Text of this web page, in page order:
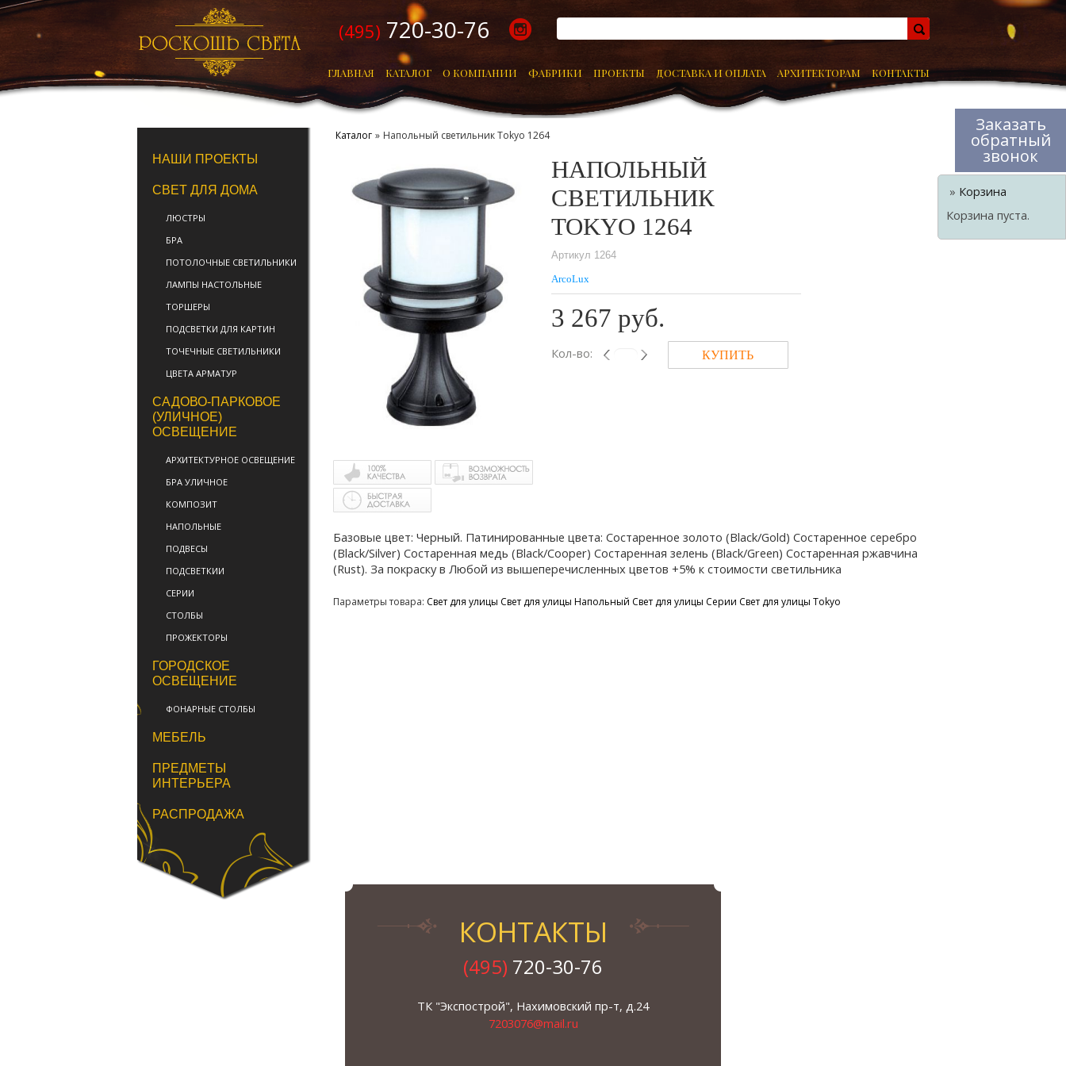
Заказать
обратный
звонок
ГЛАВНАЯ КАТАЛОГ О КОМПАНИИ ФАБРИКИ ПРОЕКТЫ ДОСТАВКА И ОПЛАТА АРХИТЕКТОРАМ КОНТАКТЫ
(495) 720-30-76
НАШИ ПРОЕКТЫ
СВЕТ ДЛЯ ДОМА
ЛЮСТРЫ
БРА
ПОТОЛОЧНЫЕ СВЕТИЛЬНИКИ
ЛАМПЫ НАСТОЛЬНЫЕ
ТОРШЕРЫ
ПОДСВЕТКИ ДЛЯ КАРТИН
ТОЧЕЧНЫЕ СВЕТИЛЬНИКИ
ЦВЕТА АРМАТУР
САДОВО-ПАРКОВОЕ
(УЛИЧНОЕ)
ОСВЕЩЕНИЕ
АРХИТЕКТУРНОЕ ОСВЕЩЕНИЕ
БРА УЛИЧНОЕ
КОМПОЗИТ
НАПОЛЬНЫЕ
ПОДВЕСЫ
ПОДСВЕТКИИ
СЕРИИ
СТОЛБЫ
ПРОЖЕКТОРЫ
ГОРОДСКОЕ
ОСВЕЩЕНИЕ
ФОНАРНЫЕ СТОЛБЫ
МЕБЕЛЬ
ПРЕДМЕТЫ
ИНТЕРЬЕРА
РАСПРОДАЖА
» Корзина
Корзина пуста.
Каталог » Напольный светильник Tokyo 1264
НАПОЛЬНЫЙ
СВЕТИЛЬНИК
TOKYO 1264
Артикул 1264
ArcoLux
3 267 руб.
Кол-во: КУПИТЬ
Базовые цвет: Черный. Патинированные цвета: Состаренное золото (Black/Gold) Состаренное серебро
(Black/Silver) Состаренная медь (Black/Cooper) Состаренная зелень (Black/Green) Состаренная ржавчина
(Rust). За покраску в Любой из вышеперечисленных цветов +5% к стоимости светильника
Параметры товара: Свет для улицы Свет для улицы Напольный Свет для улицы Серии Свет для улицы Tokyo
КОНТАКТЫ
(495) 720-30-76
ТК "Экспострой", Нахимовский пр-т, д.24
7203076@mail.ru